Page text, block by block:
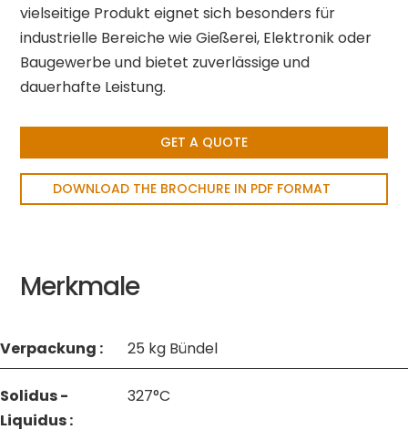
vielseitige Produkt eignet sich besonders für
industrielle Bereiche wie Gießerei, Elektronik oder
Baugewerbe und bietet zuverlässige und
dauerhafte Leistung.
GET A QUOTE
DOWNLOAD THE BROCHURE IN PDF FORMAT
Merkmale
Verpackung : 25 kg Bündel
Solidus -
Liquidus :
327°C